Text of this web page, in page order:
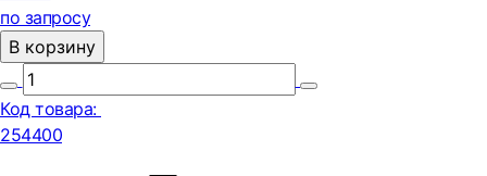
по запросу
В корзину
Код товара:
254400